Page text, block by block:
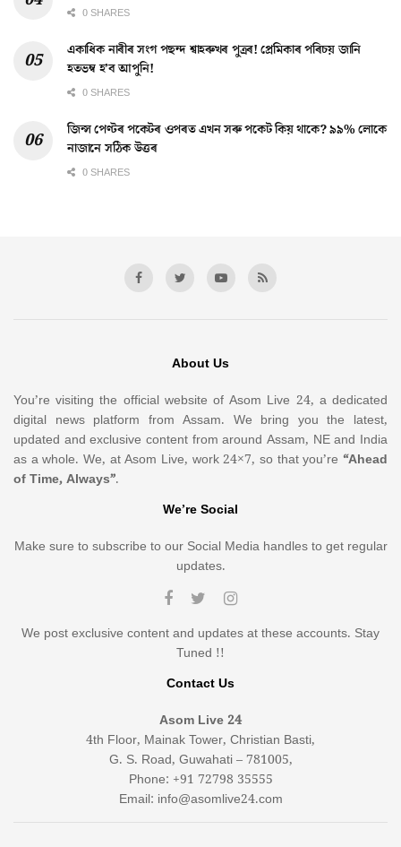
0 SHARES
একাধিক নাৰীৰ সংগ পছন্দ শ্বাহৰুখৰ পুত্ৰৰ! প্ৰেমিকাৰ পৰিচয় জানি
হতভম্ব হ’ব আপুনি!
0 SHARES
জিন্স পেণ্টৰ পকেটৰ ওপৰত এখন সৰু পকেট কিয় থাকে? ৯৯% লোকে
নাজানে সঠিক উত্তৰ
0 SHARES
About Us
You’re visiting the official website of Asom Live 24, a dedicated
digital news platform from Assam. We bring you the latest,
updated and exclusive content from around Assam, NE and India
as a whole. We, at Asom Live, work 24×7, so that you’re “Ahead
of Time, Always”.
We’re Social
Make sure to subscribe to our Social Media handles to get regular
updates.
We post exclusive content and updates at these accounts. Stay
Tuned !!
Contact Us
Asom Live 24
4th Floor, Mainak Tower, Christian Basti,
G. S. Road, Guwahati – 781005,
Phone: +91 72798 35555
Email: info@asomlive24.com